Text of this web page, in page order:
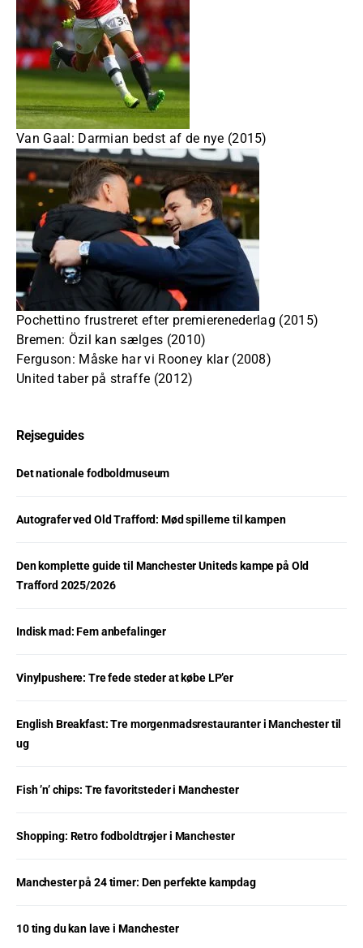
Van Gaal: Darmian bedst af de nye (2015)
Pochettino frustreret efter premierenederlag (2015)
Bremen: Özil kan sælges (2010)
Ferguson: Måske har vi Rooney klar (2008)
United taber på straffe (2012)
Rejseguides
Det nationale fodboldmuseum
Autografer ved Old Trafford: Mød spillerne til kampen
Den komplette guide til Manchester Uniteds kampe på Old
Trafford 2025/2026
Indisk mad: Fem anbefalinger
Vinylpushere: Tre fede steder at købe LP’er
English Breakfast: Tre morgenmadsrestauranter i Manchester til
ug
Fish ’n’ chips: Tre favoritsteder i Manchester
Shopping: Retro fodboldtrøjer i Manchester
Manchester på 24 timer: Den perfekte kampdag
10 ting du kan lave i Manchester